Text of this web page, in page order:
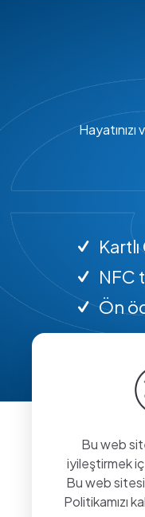
NFC
Ön
Bu web
iyileştirmek
Bu web
Politikamızı